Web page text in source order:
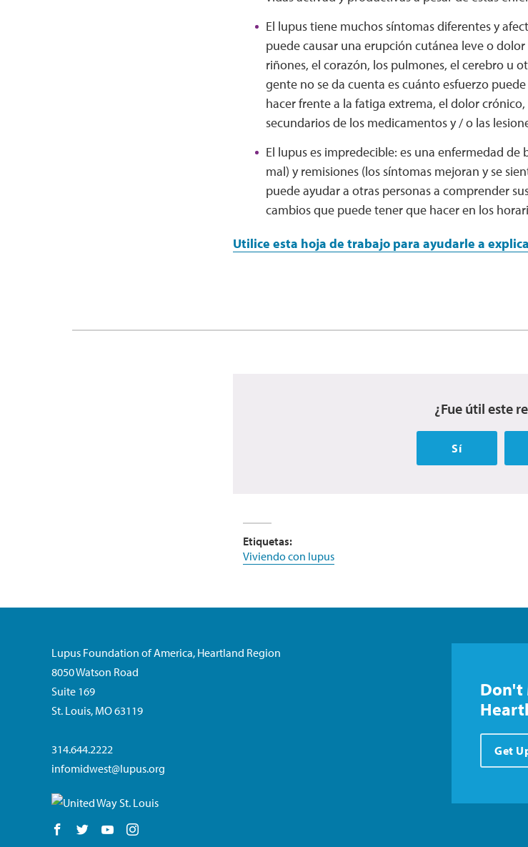
El lupus tiene muchos síntomas diferentes y
puede causar una erupción cutánea leve o
riñones, el corazón, los pulmones, el cerebro u
gente no se da cuenta es cuánto esfuerzo
hacer frente a la fatiga extrema, el dolor
secundarios de los medicamentos y / o las
El lupus es impredecible: es una enfermedad
mal) y remisiones (los síntomas mejoran y se
puede ayudar a otras personas a comprender
cambios que puede tener que hacer en los
Utilice esta hoja de trabajo para ayudarle a
¿Fue útil este
Sí
Etiquetas:
Viviendo con lupus
Lupus Foundation of America, Heartland Region
8050 Watson Road
Suite 169
St. Louis, MO 63119
314.644.2222
infomidwest@lupus.org
Follow us on Facebook
Follow us on Twitter
Follow us on YouTube
Don't
Get